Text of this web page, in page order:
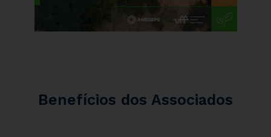
Benefícios dos Associados